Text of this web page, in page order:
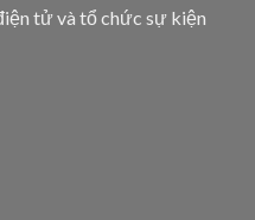
tử và tổ chức sự kiện